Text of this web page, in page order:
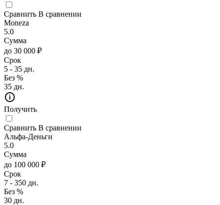
Сравнить В сравнении
Moneza
5.0
Сумма
до 30 000 ₽
Срок
5 - 35 дн.
Без %
35 дн.
Получить
Сравнить В сравнении
Альфа-Деньги
5.0
Сумма
до 100 000 ₽
Срок
7 - 350 дн.
Без %
30 дн.